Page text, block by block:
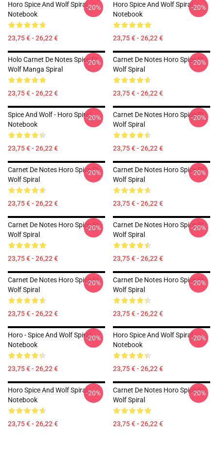
Horo Spice And Wolf Spiral
Notebook
23,75 € - 26,22 €
-20%
Horo Spice And Wolf Spiral
Notebook
23,75 € - 26,22 €
-20%
Holo Carnet De Notes Spice Et
Wolf Manga Spiral
23,75 € - 26,22 €
-20%
Carnet De Notes Horo Spice Et
Wolf Spiral
23,75 € - 26,22 €
-20%
Spice And Wolf - Horo Spiral
Notebook
23,75 € - 26,22 €
-20%
Carnet De Notes Horo Spice Et
Wolf Spiral
23,75 € - 26,22 €
-20%
Carnet De Notes Horo Spice Et
Wolf Spiral
23,75 € - 26,22 €
-20%
Carnet De Notes Horo Spice Et
Wolf Spiral
23,75 € - 26,22 €
-20%
Carnet De Notes Horo Spice Et
Wolf Spiral
23,75 € - 26,22 €
-20%
Carnet De Notes Horo Spice Et
Wolf Spiral
23,75 € - 26,22 €
-20%
Carnet De Notes Horo Spice Et
Wolf Spiral
23,75 € - 26,22 €
-20%
Carnet De Notes Horo Spice Et
Wolf Spiral
23,75 € - 26,22 €
-20%
Horo - Spice And Wolf Spiral
Notebook
23,75 € - 26,22 €
-20%
Horo Spice And Wolf Spiral
Notebook
23,75 € - 26,22 €
-20%
Horo Spice And Wolf Spiral
Notebook
23,75 € - 26,22 €
-20%
Carnet De Notes Horo Spice Et
Wolf Spiral
23,75 € - 26,22 €
-20%